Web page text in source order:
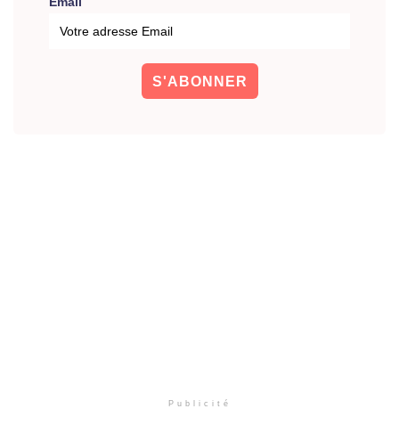
Publicité